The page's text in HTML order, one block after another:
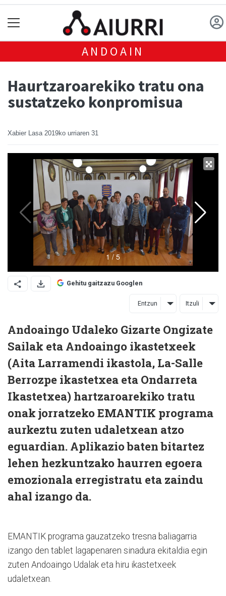
ANDOAIN
Haurtzaroarekiko tratu ona
sustatzeko konpromisua
Xabier Lasa 2019ko urriaren 31
Gehitu gaitzazu Googlen
Entzun Itzuli
Andoaingo Udaleko Gizarte Ongizate
Sailak eta Andoaingo ikastetxeek
(Aita Larramendi ikastola, La-Salle
Berrozpe ikastetxea eta Ondarreta
Ikastetxea) hartzaroarekiko tratu
onak jorratzeko EMANTIK programa
aurkeztu zuten udaletxean atzo
eguardian. Aplikazio baten bitartez
lehen hezkuntzako haurren egoera
emozionala erregistratu eta zaindu
ahal izango da.
EMANTIK programa gauzatzeko tresna baliagarria
izango den tablet lagapenaren sinadura ekitaldia egin
zuten Andoaingo Udalak eta hiru ikastetxeek
udaletxean.